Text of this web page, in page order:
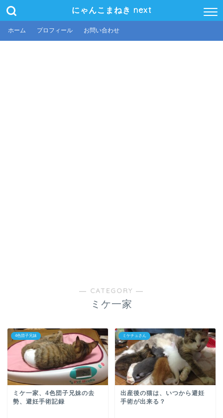
にゃんこまねき next
ホーム プロフィール お問い合わせ
― CATEGORY ―
ミケ一家
4色団子兄妹
ミケ一家、4色団子兄妹の去
勢、避妊手術記録
ミケチュさん
出産後の猫は、いつから避妊
手術が出来る？